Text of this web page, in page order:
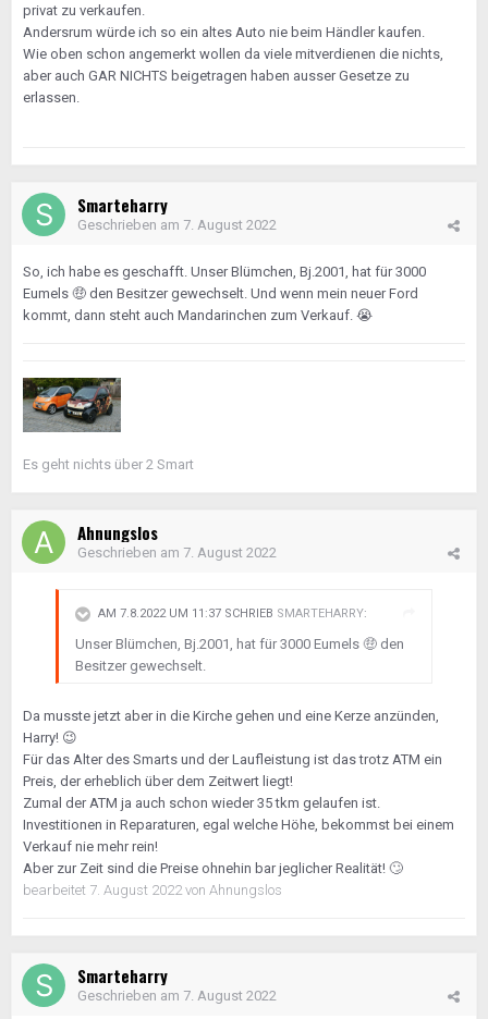
privat zu verkaufen.
Andersrum würde ich so ein altes Auto nie beim Händler kaufen.
Wie oben schon angemerkt wollen da viele mitverdienen die nichts,
aber auch GAR NICHTS beigetragen haben ausser Gesetze zu
erlassen.
Smarteharry
Geschrieben am 7. August 2022
So, ich habe es geschafft. Unser Blümchen, Bj.2001, hat für 3000
Eumels 🤑 den Besitzer gewechselt. Und wenn mein neuer Ford
kommt, dann steht auch Mandarinchen zum Verkauf. 😭
Es geht nichts über 2 Smart
Ahnungslos
Geschrieben am 7. August 2022
AM 7.8.2022 UM 11:37 SCHRIEB SMARTEHARRY:
Unser Blümchen, Bj.2001, hat für 3000 Eumels 🤑 den
Besitzer gewechselt.
Da musste jetzt aber in die Kirche gehen und eine Kerze anzünden,
Harry! 😉
Für das Alter des Smarts und der Laufleistung ist das trotz ATM ein
Preis, der erheblich über dem Zeitwert liegt!
Zumal der ATM ja auch schon wieder 35 tkm gelaufen ist.
Investitionen in Reparaturen, egal welche Höhe, bekommst bei einem
Verkauf nie mehr rein!
Aber zur Zeit sind die Preise ohnehin bar jeglicher Realität! 🙄
bearbeitet 7. August 2022von Ahnungslos
Smarteharry
Geschrieben am 7. August 2022